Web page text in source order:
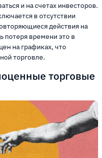
и на счетах инвесторов.
в отсутствии
действия на
потеря времени это в
на графиках, что
торговле.
торговые